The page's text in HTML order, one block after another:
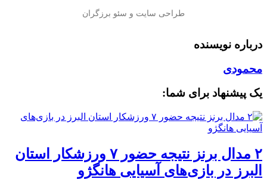
درباره نویسنده
محمودی
یک پیشنهاد برای شما:
۲ مدال برنز نتیجه حضور ۷ ورزشکار استان
البرز در بازی‌های آسیایی هانگژو